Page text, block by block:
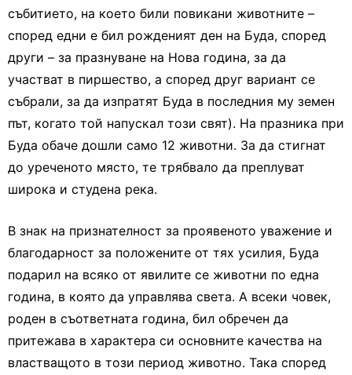
събитието, на което били повикани животните –
според едни е бил рожденият ден на Буда, според
други – за празнуване на Нова година, за да
участват в пиршество, а според друг вариант се
събрали, за да изпратят Буда в последния му земен
път, когато той напускал този свят). На празника при
Буда обаче дошли само 12 животни. За да стигнат
до уреченото място, те трябвало да преплуват
широка и студена река.
В знак на признателност за проявеното уважение и
благодарност за положените от тях усилия, Буда
подарил на всяко от явилите се животни по една
година, в която да управлява света. А всеки човек,
роден в съответната година, бил обречен да
притежава в характера си основните качества на
властващото в този период животно. Така според